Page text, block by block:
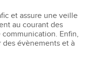
et assure une veille
au courant des
Enfin,
des évènements et à